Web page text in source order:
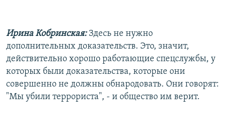
Ирина Кобринская:Здесь не нужно
дополнительных доказательств. Это, значит,
действительно хорошо работающие спецслужбы, у
которых были доказательства, которые они
совершенно не должны обнародовать. Они говорят:
"Мы убили террориста", - и общество им верит.